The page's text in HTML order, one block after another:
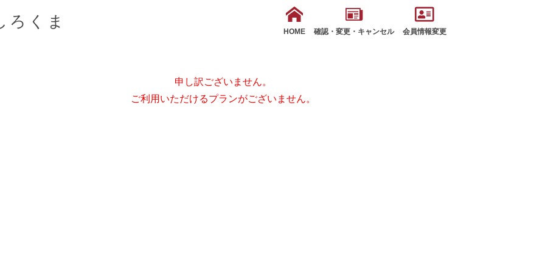
ろくま
HOME 確認・変更・キャンセル 会員情報変更
申し訳ございません。
ご利用いただけるプランがございません。